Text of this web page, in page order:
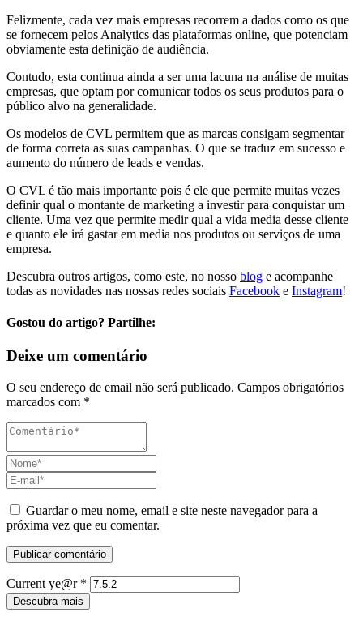
Felizmente, cada vez mais empresas recorrem a dados como os que
se fornecem pelos Analytics das plataformas online, que potenciam
obviamente esta definição de audiência.
Contudo, esta continua ainda a ser uma lacuna na análise de muitas
empresas, que optam por comunicar todos os seus produtos para o
público alvo na generalidade.
Os modelos de CVL permitem que as marcas consigam segmentar
de forma correta as suas campanhas. O que se traduz em sucesso e
aumento do número de leads e vendas.
O CVL é tão mais importante pois é ele que permite muitas vezes
definir qual o montante de marketing a investir para conquistar um
cliente. Uma vez que permite medir qual a vida media desse cliente
e quanto ele irá gastar em media nos produtos ou serviços de uma
empresa.
Descubra outros artigos, como este, no nosso blog e acompanhe
todas as novidades nas nossas redes sociais Facebook e Instagram!
Gostou do artigo? Partilhe:
Deixe um comentário
O seu endereço de email não será publicado. Campos obrigatórios
marcados com *
Guardar o meu nome, email e site neste navegador para a
próxima vez que eu comentar.
Current ye@r *
Descubra mais